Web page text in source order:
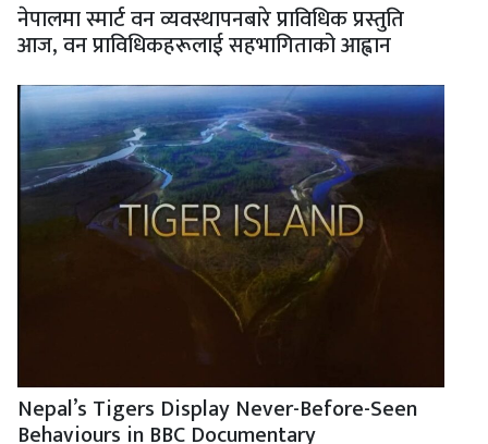
नेपालमा स्मार्ट वन व्यवस्थापनबारे प्राविधिक प्रस्तुति
आज, वन प्राविधिकहरूलाई सहभागिताको आह्वान
Nepal’s Tigers Display Never-Before-Seen
Behaviours in BBC Documentary